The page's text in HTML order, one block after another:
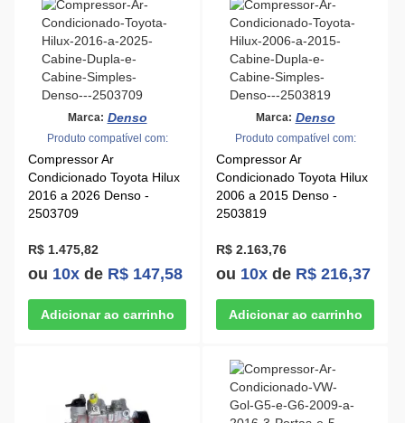
Marca: Denso
Produto compatível com:
Compressor Ar
Condicionado Toyota Hilux
2016 a 2026 Denso -
2503709
R$ 1.475,82
ou 10x de R$ 147,58
Marca: Denso
Produto compatível com:
Compressor Ar
Condicionado Toyota Hilux
2006 a 2015 Denso -
2503819
R$ 2.163,76
ou 10x de R$ 216,37